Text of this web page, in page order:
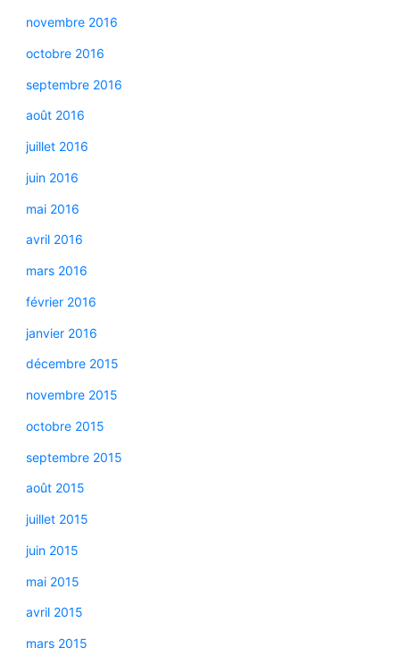
novembre 2016
octobre 2016
septembre 2016
août 2016
juillet 2016
juin 2016
mai 2016
avril 2016
mars 2016
février 2016
janvier 2016
décembre 2015
novembre 2015
octobre 2015
septembre 2015
août 2015
juillet 2015
juin 2015
mai 2015
avril 2015
mars 2015